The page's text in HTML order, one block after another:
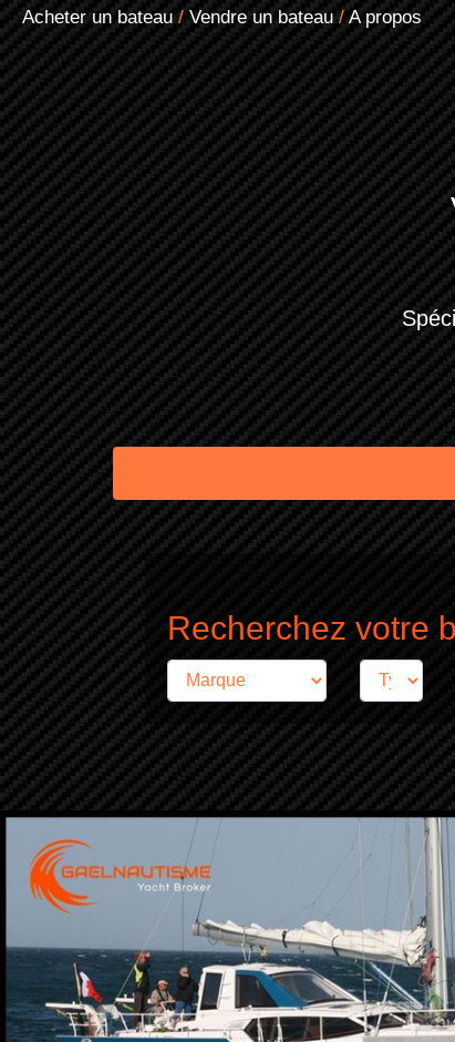
Acheter un bateau / Vendre un bateau / A propos
Recherchez votre